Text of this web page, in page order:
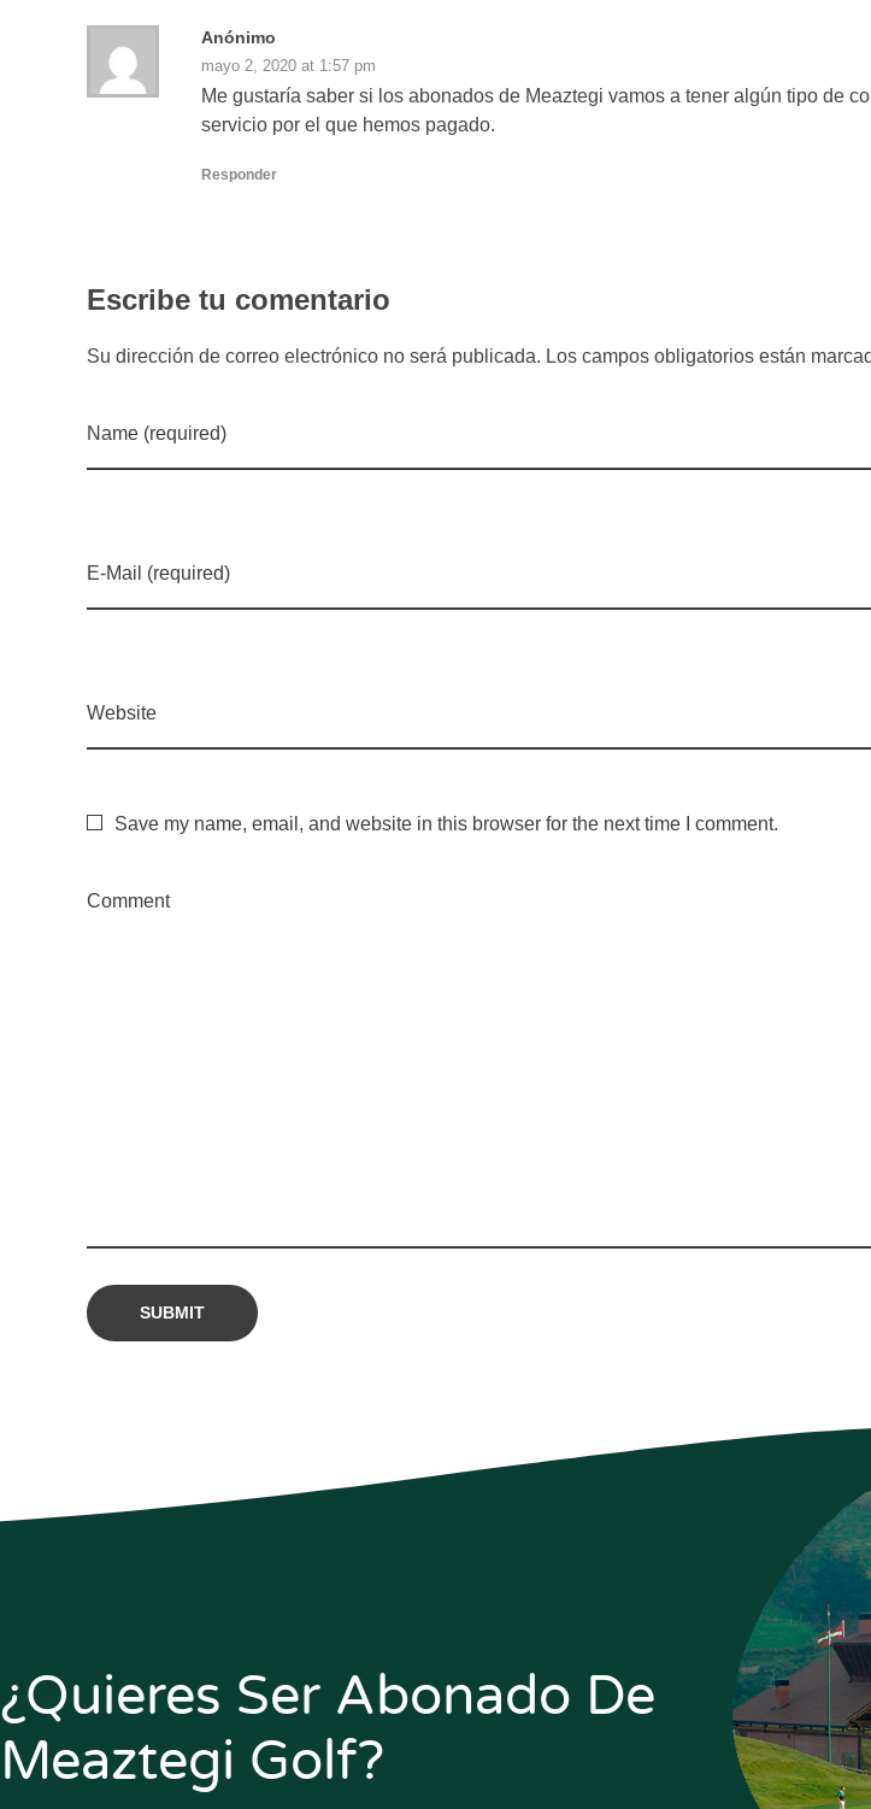
Anónimo
mayo 2, 2020 at 1:57 pm
Me gustaría saber si los abonados de Meaztegi vamos a tener algún tipo de
servicio por el que hemos pagado.
Responder
Escribe tu comentario
Su dirección de correo electrónico no será publicada. Los campos obligatorios están
Name (required)
E-Mail (required)
Website
Save my name, email, and website in this browser for the next time I comment.
Comment
¿Quieres Ser Abonado De
Meaztegi Golf?